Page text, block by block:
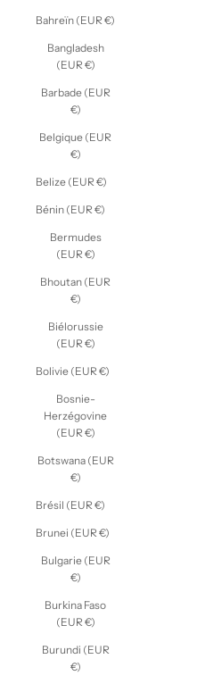
Bahreïn (EUR €)
Bangladesh
(EUR €)
Barbade (EUR
€)
Belgique (EUR
€)
Belize (EUR €)
Bénin (EUR €)
Bermudes
(EUR €)
Bhoutan (EUR
€)
Biélorussie
(EUR €)
Bolivie (EUR €)
Bosnie-
Herzégovine
(EUR €)
Botswana (EUR
€)
Brésil (EUR €)
Brunei (EUR €)
Bulgarie (EUR
€)
Burkina Faso
(EUR €)
Burundi (EUR
€)